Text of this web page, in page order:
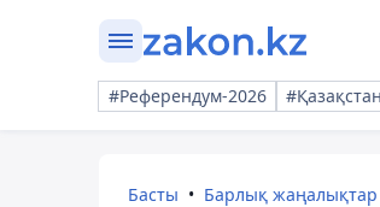
#Референдум-2026
Басты Барлық жаңалықтар